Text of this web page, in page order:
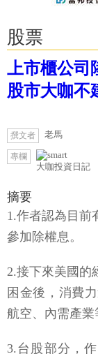
股票
上市櫃公司
股市大咖不
撰文者 老馬
專欄
大咖投資日記
摘要
1.作者認為目前
參加除權息。
2.接下來美國的
困金後，消費
航空、內需產業
3.台股部分，